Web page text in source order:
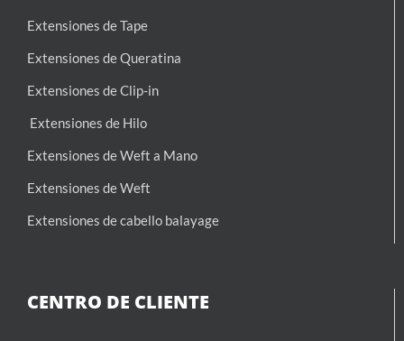
Extensiones de Tape
Extensiones de Queratina
Extensiones de Clip-in
Extensiones de Hilo
Extensiones de Weft a Mano
Extensiones de Weft
Extensiones de cabello balayage
CENTRO DE CLIENTE